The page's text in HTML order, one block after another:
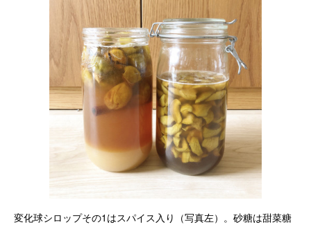
変化球シロップその1はスパイス入り（写真左）。砂糖は甜菜糖